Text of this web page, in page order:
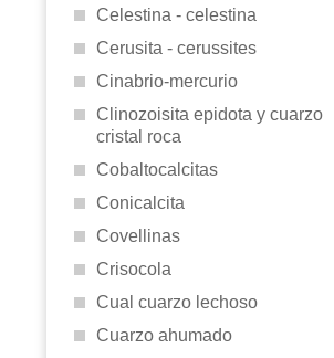
Celestina - celestina
Cerusita - cerussites
Cinabrio-mercurio
Clinozoisita epidota y cuarzo
cristal roca
Cobaltocalcitas
Conicalcita
Covellinas
Crisocola
Cual cuarzo lechoso
Cuarzo ahumado